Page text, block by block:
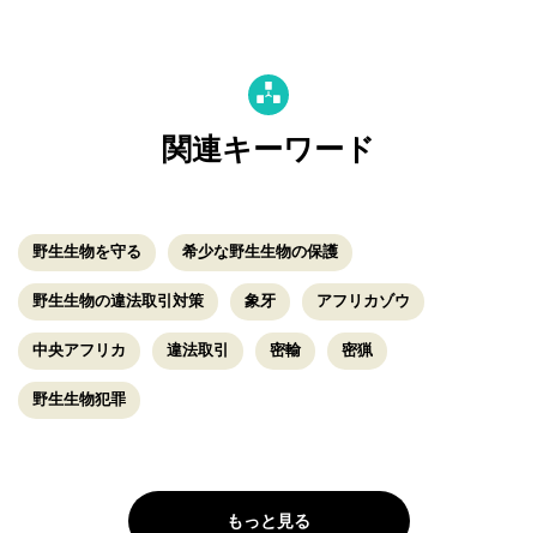
関連キーワード
野生生物を守る 希少な野生生物の保護
野生生物の違法取引対策 象牙 アフリカゾウ
中央アフリカ 違法取引 密輸 密猟
野生生物犯罪
もっと見る